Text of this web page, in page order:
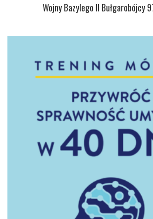
Wojny Bazylego II Bułgarobójcy